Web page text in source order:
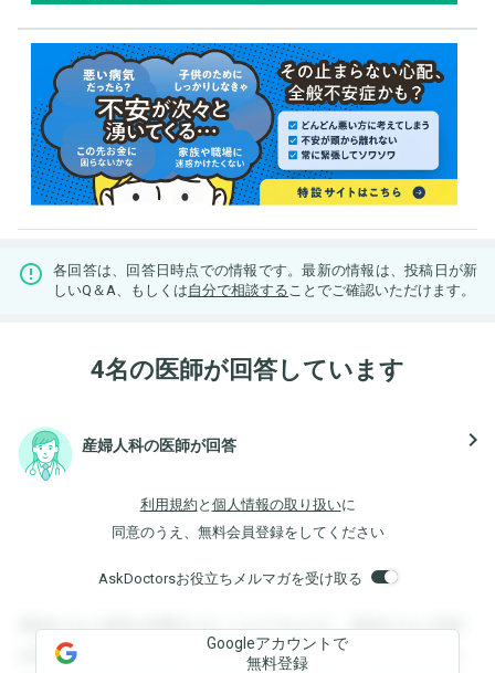
各回答は、回答日時点での情報です。最新の情報は、投稿日が新
しいQ＆A、もしくは自分で相談する ことでご確認いただけます。
4名の医師が回答しています
産婦人科の医師が回答 navigate_next
利用規約 と 個人情報の取り扱いに
同意のうえ、無料会員登録をしてください
AskDoctorsお役立ちメルマガを受け取る
登録すると回答を閲覧することができます。登録すると回答
を閲覧することができます。登録すると回答を閲覧すること
Googleアカウントで
無料登録